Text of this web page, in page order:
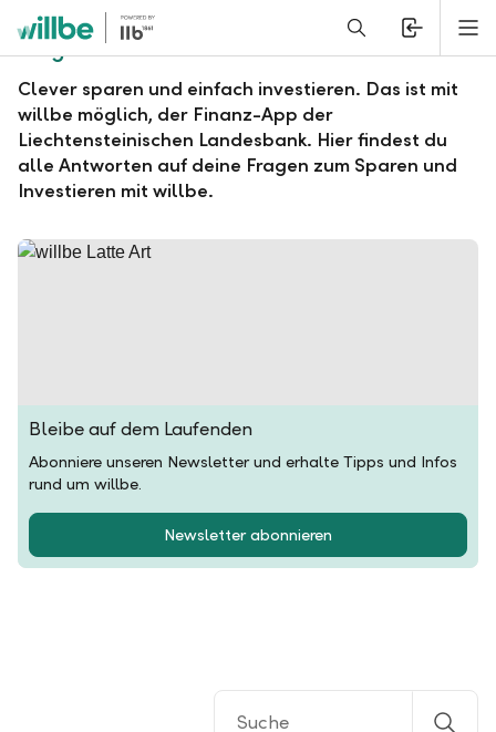
Alerts.Headline
Fragen und Antworten zu willbe
Clever sparen und einfach investieren. Das ist mit
willbe möglich, der Finanz-App der
Liechtensteinischen Landesbank. Hier findest du
alle Antworten auf deine Fragen zum Sparen und
Investieren mit willbe.
Bleibe auf dem Laufenden
Abonniere unseren Newsletter und erhalte Tipps und Infos
rund um willbe.
Newsletter abonnieren